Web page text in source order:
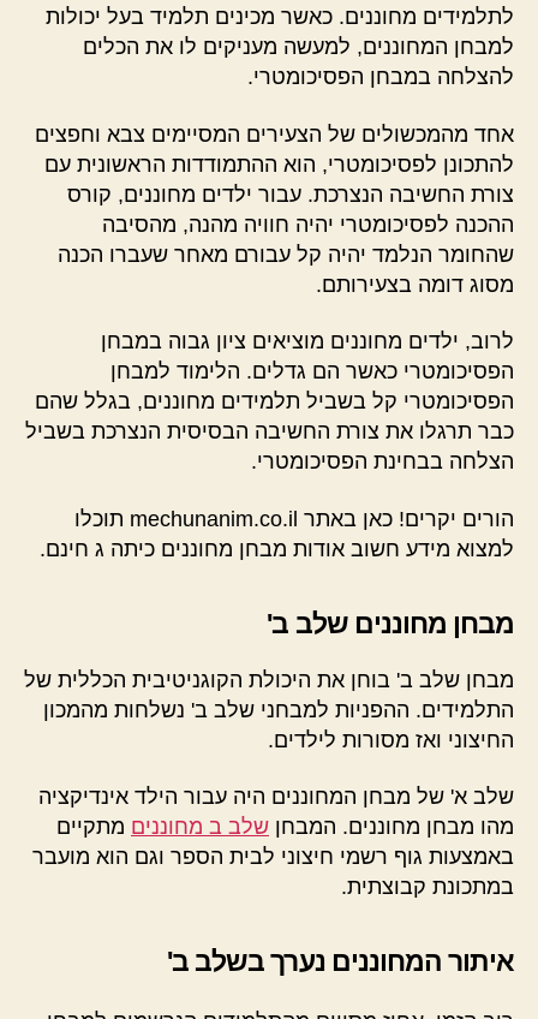
לתלמידים מחוננים. כאשר מכינים תלמיד בעל יכולות
למבחן המחוננים, למעשה מעניקים לו את הכלים
להצלחה במבחן הפסיכומטרי.
אחד מהמכשולים של הצעירים המסיימים צבא וחפצים
להתכונן לפסיכומטרי, הוא ההתמודדות הראשונית עם
צורת החשיבה הנצרכת. עבור ילדים מחוננים, קורס
ההכנה לפסיכומטרי יהיה חוויה מהנה, מהסיבה
שהחומר הנלמד יהיה קל עבורם מאחר שעברו הכנה
מסוג דומה בצעירותם.
לרוב, ילדים מחוננים מוציאים ציון גבוה במבחן
הפסיכומטרי כאשר הם גדלים. הלימוד למבחן
הפסיכומטרי קל בשביל תלמידים מחוננים, בגלל שהם
כבר תרגלו את צורת החשיבה הבסיסית הנצרכת בשביל
הצלחה בבחינת הפסיכומטרי.
הורים יקרים! כאן באתר mechunanim.co.il תוכלו
למצוא מידע חשוב אודות מבחן מחוננים כיתה ג חינם.
מבחן מחוננים שלב ב'
מבחן שלב ב' בוחן את היכולת הקוגניטיבית הכללית של
התלמידים. ההפניות למבחני שלב ב' נשלחות מהמכון
החיצוני ואז מסורות לילדים.
שלב א' של מבחן המחוננים היה עבור הילד אינדיקציה
מהו מבחן מחוננים. המבחן שלב ב מחוננים מתקיים
באמצעות גוף רשמי חיצוני לבית הספר וגם הוא מועבר
במתכונת קבוצתית.
איתור המחוננים נערך בשלב ב'